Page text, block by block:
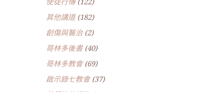
其他講道(182)
創傷與醫治(2)
哥林多後書(40)
哥林多教會(69)
啟示錄七教會(37)